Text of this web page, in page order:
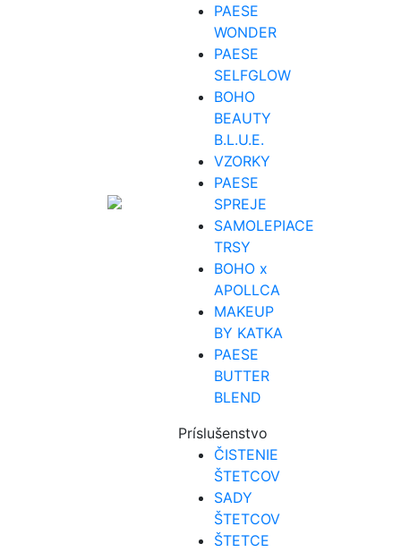
PAESE
WONDER
PAESE
SELFGLOW
BOHO
BEAUTY
B.L.U.E.
VZORKY
PAESE
SPREJE
SAMOLEPIACE
TRSY
BOHO x
APOLLCA
MAKEUP
BY KATKA
PAESE
BUTTER
BLEND
Príslušenstvo
ČISTENIE
ŠTETCOV
SADY
ŠTETCOV
ŠTETCE